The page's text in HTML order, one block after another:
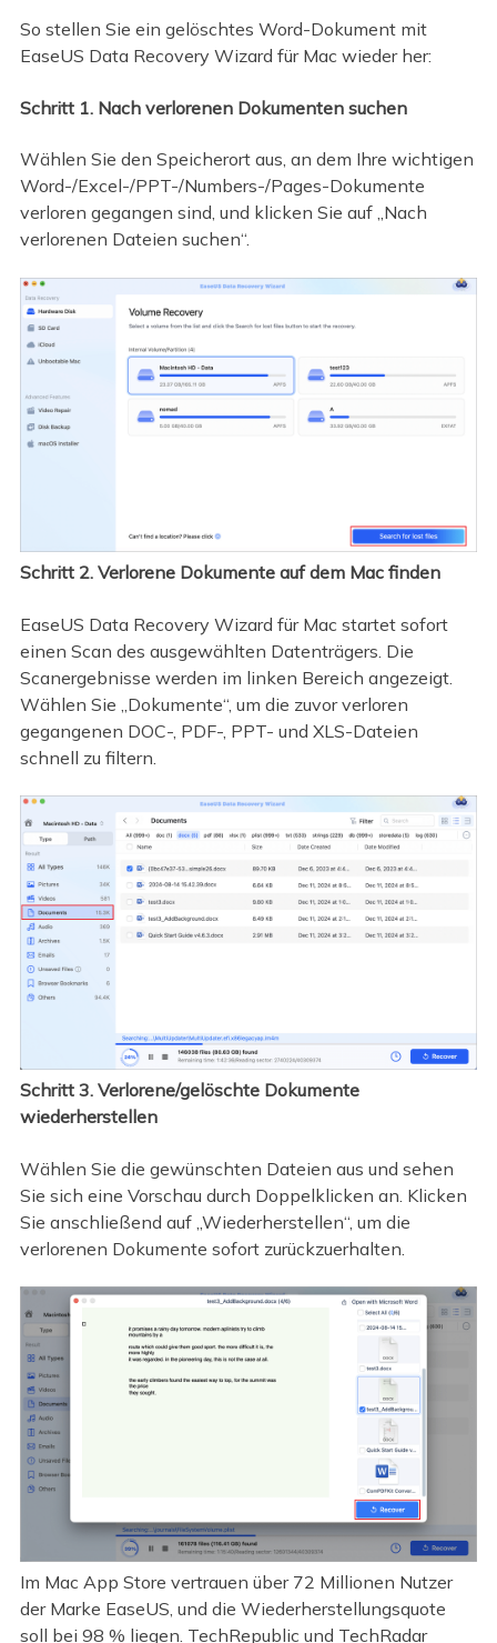
So stellen Sie ein gelöschtes Word-Dokument mit
EaseUS Data Recovery Wizard für Mac wieder her:
Schritt 1. Nach verlorenen Dokumenten suchen
Wählen Sie den Speicherort aus, an dem Ihre wichtigen
Word-/Excel-/PPT-/Numbers-/Pages-Dokumente
verloren gegangen sind, und klicken Sie auf „Nach
verlorenen Dateien suchen“.
Schritt 2. Verlorene Dokumente auf dem Mac finden
EaseUS Data Recovery Wizard für Mac startet sofort
einen Scan des ausgewählten Datenträgers. Die
Scanergebnisse werden im linken Bereich angezeigt.
Wählen Sie „Dokumente“, um die zuvor verloren
gegangenen DOC-, PDF-, PPT- und XLS-Dateien
schnell zu filtern.
Schritt 3. Verlorene/gelöschte Dokumente
wiederherstellen
Wählen Sie die gewünschten Dateien aus und sehen
Sie sich eine Vorschau durch Doppelklicken an. Klicken
Sie anschließend auf „Wiederherstellen“, um die
verlorenen Dokumente sofort zurückzuerhalten.
Im Mac App Store vertrauen über 72 Millionen Nutzer
der Marke EaseUS, und die Wiederherstellungsquote
soll bei 98 % liegen. TechRepublic und TechRadar